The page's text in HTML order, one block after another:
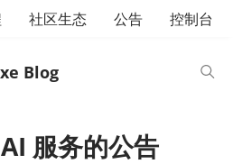
Blog
社区生态 公告 控制台
服务的公告